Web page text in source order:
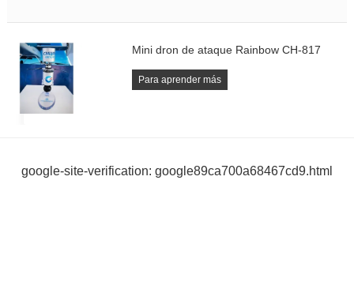
Mini dron de ataque Rainbow CH-817
Para aprender más
google-site-verification: google89ca700a68467cd9.html